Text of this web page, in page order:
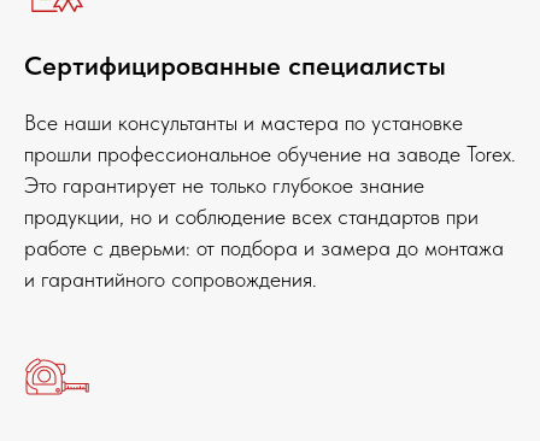
Сертифицированные специалисты
Все наши консультанты и мастера по установке
прошли профессиональное обучение на заводе Torex.
Это гарантирует не только глубокое знание
продукции, но и соблюдение всех стандартов при
работе с дверьми: от подбора и замера до монтажа
и гарантийного сопровождения.